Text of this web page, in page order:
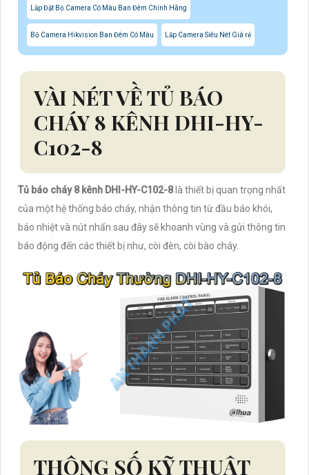
Lắp Đặt Bộ Camera Có Màu Ban Đêm Chính Hãng
Bộ Camera Hikvision Ban Đêm Có Màu Lắp Camera Siêu Nét Giá rẻ
VÀI NÉT VỀ TỦ BÁO
CHÁY 8 KÊNH DHI-HY-
C102-8
Tủ báo cháy 8 kênh DHI-HY-C102-8 là thiết bị quan trọng nhất
của một hệ thống báo cháy, nhận thông tin từ đầu báo khói,
báo nhiệt và nút nhấn sau đây sẽ khoanh vùng và gửi thông tin
báo động đến các thiết bị như, còi đèn, còi bào cháy.
THÔNG SỐ KỸ THUẬT